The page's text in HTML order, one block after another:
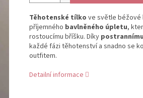
Těhotenské tílko ve světle béžové
příjemného bavlněného úpletu,
rostoucímu bříšku. Díky
každé fázi těhotenství a snadno se
outfitem.
Detailní informace